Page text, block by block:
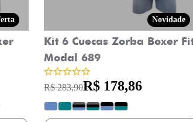
Novidade
Kit 6 Cuecas Zorba Boxer
Modal 689
R$ 283,90R$ 178,86
? ? ? ?